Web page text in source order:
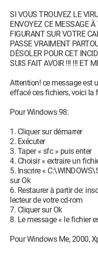
SI VOUS TROUVEZ LE
ENVOYEZ CE MESSAGE
FIGURANT SUR VOTRE
PASSE VRAIMENT
DÉSOLER POUR CET
SUIS FAIT AVOIR !!! !!! ET
Attention! ce message est
effacé ces fichiers, voici la
Pour Windows 98:
1. Cliquer sur démarrer
2. Exécuter
3. Taper « sfc » puis enter
4. Choisir « extraire un
5. Inscrire «
sur Ok
6. Restaurer à partir de:
lecteur de votre cd-rom
7. Cliquer sur Ok
8. Le message « le fichier
Pour Windows Me, 2000,